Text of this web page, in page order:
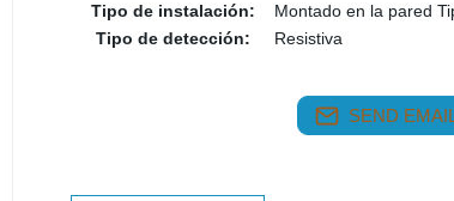
Tipo de instalación:
Montado en la pared
Tipo de detección:
Resistiva
SEND